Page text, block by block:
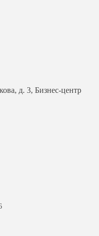
д. 3, Бизнес-центр